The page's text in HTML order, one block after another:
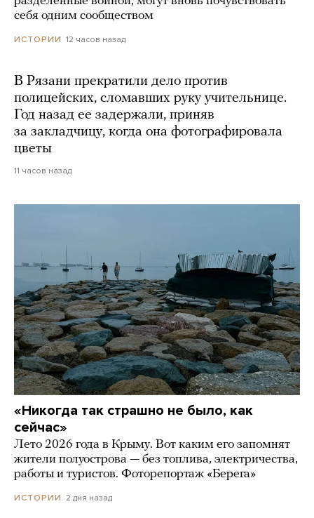
себя одним сообществом
ИСТОРИИ 12 часов назад
В Рязани прекратили дело против
полицейских, сломавших руку учительнице.
Год назад ее задержали, приняв
за закладчицу, когда она фотографировала
цветы
11 часов назад
«Никогда так страшно не было, как
сейчас»
Лето 2026 года в Крыму. Вот каким его запомнят
жители полуострова — без топлива, электричества,
работы и туристов. Фоторепортаж «Берега»
ИСТОРИИ 2 дня назад